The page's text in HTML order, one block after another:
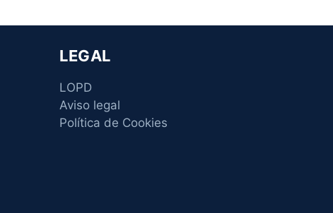
LEGAL
LOPD
Aviso legal
Política de Cookies